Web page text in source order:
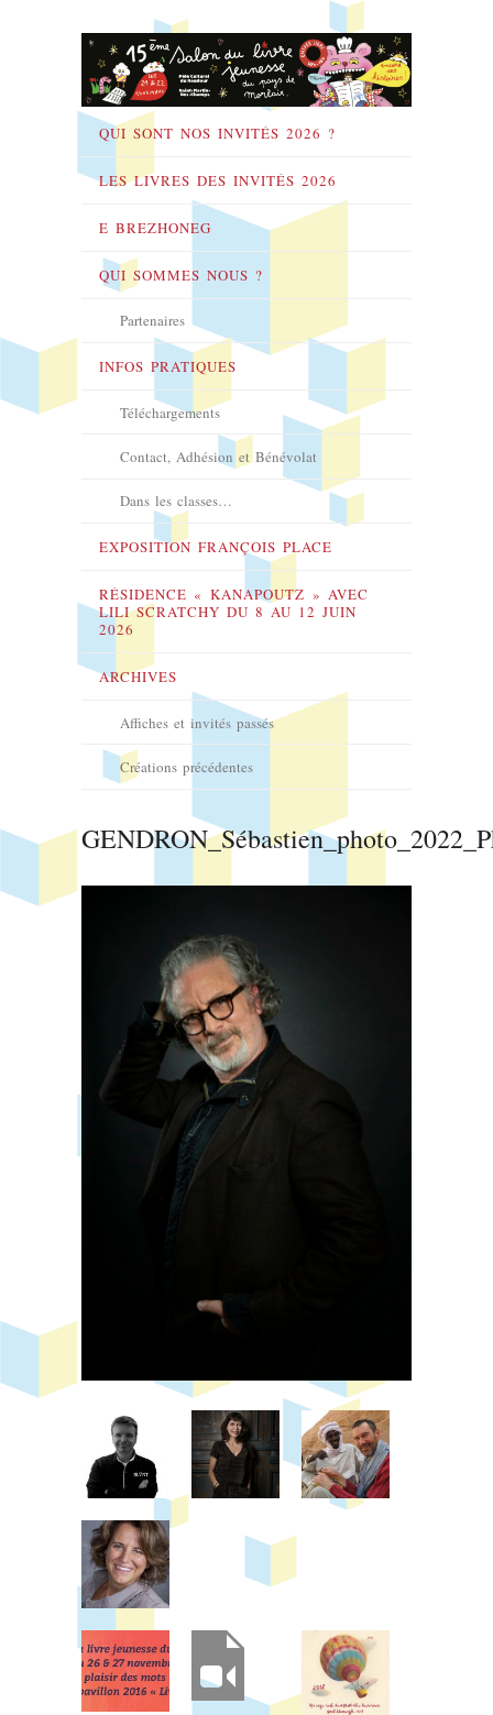
QUI SONT NOS INVITÉS 2026 ?
LES LIVRES DES INVITÉS 2026
E BREZHONEG
QUI SOMMES NOUS ?
Partenaires
INFOS PRATIQUES
Téléchargements
Contact, Adhésion et Bénévolat
Dans les classes…
EXPOSITION FRANÇOIS PLACE
RÉSIDENCE « KANAPOUTZ » AVEC
LILI SCRATCHY DU 8 AU 12 JUIN
2026
ARCHIVES
Affiches et invités passés
Créations précédentes